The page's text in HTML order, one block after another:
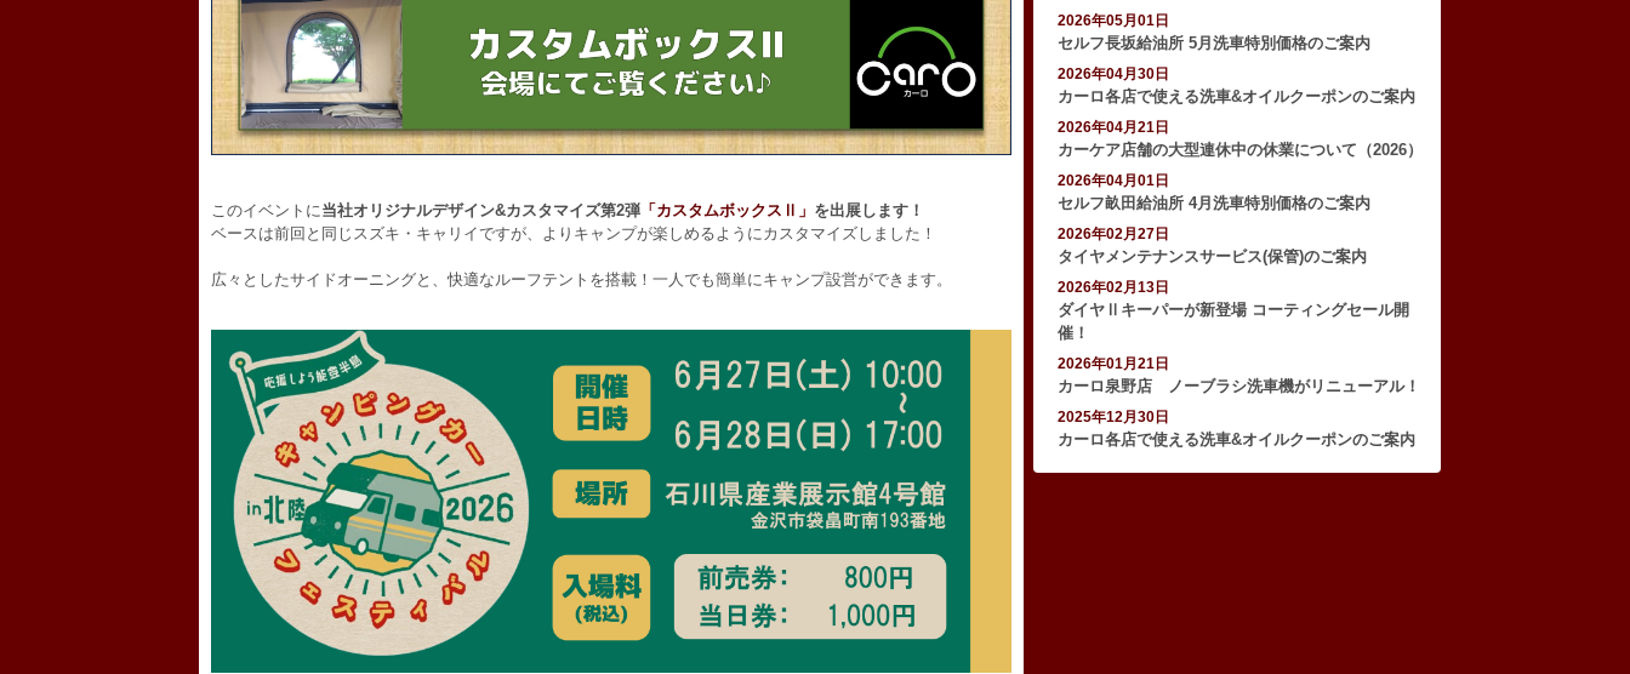
このイベントに当社オリジナルデザイン&カスタマイズ第2弾 「カスタムボックスⅡ」 を出展します！
ベースは前回と同じスズキ・キャリイですが、よりキャンプが楽しめるようにカスタマイズしました！
広々としたサイドオーニングと、快適なルーフテントを搭載！一人でも簡単にキャンプ設営ができます。
2026年05月01日
セルフ長坂給油所 5月洗車特別価格のご案内
2026年04月30日
カーロ各店で使える洗車&オイルクーポンのご案内
2026年04月21日
カーケア店舗の大型連休中の休業について（2026）
2026年04月01日
セルフ畝田給油所 4月洗車特別価格のご案内
2026年02月27日
タイヤメンテナンスサービス(保管)のご案内
2026年02月13日
ダイヤⅡキーパーが新登場 コーティングセール開
催！
2026年01月21日
カーロ泉野店 ノーブラシ洗車機がリニューアル！
2025年12月30日
カーロ各店で使える洗車&オイルクーポンのご案内